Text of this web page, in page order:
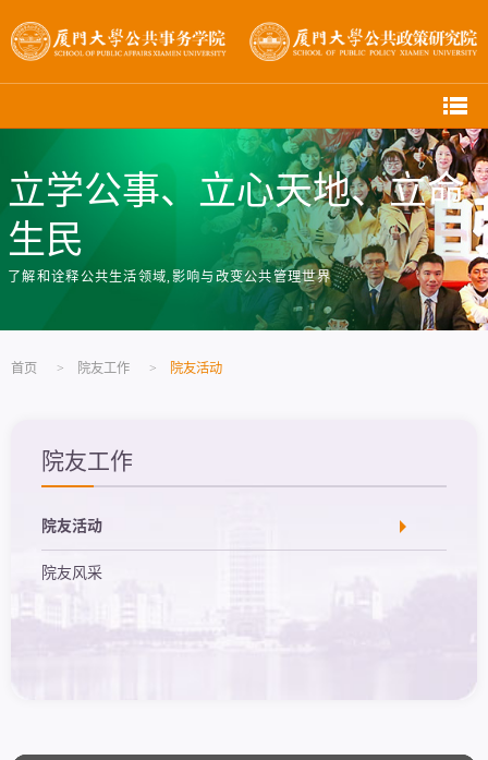
立学公事、立心天地、立命
生民
了解和诠释公共生活领域,影响与改变公共管理世界
首页 > 院友工作 > 院友活动
院友工作
院友活动
院友风采